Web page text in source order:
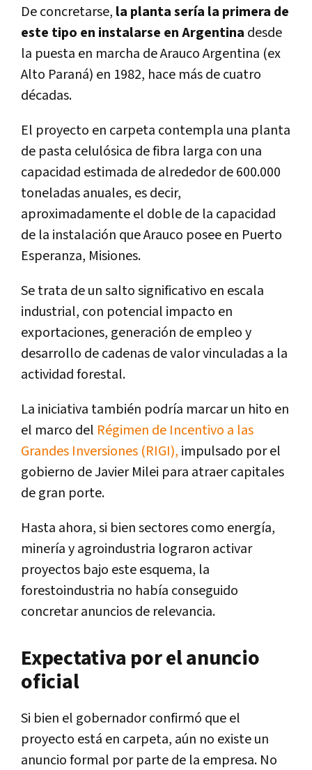
De concretarse, la planta sería la primera de
este tipo en instalarse en Argentina desde
la puesta en marcha deArauco Argentina (ex
Alto Paraná) en 1982, hace más de cuatro
décadas.
El proyecto en carpeta contempla una planta
de pasta celulósica de fibra larga con una
capacidad estimada de alrededor de 600.000
toneladas anuales, es decir,
aproximadamente el doble de la capacidad
de la instalación que Arauco posee en Puerto
Esperanza, Misiones.
Se trata de un salto significativo en escala
industrial, con potencial impacto en
exportaciones, generación de empleo y
desarrollo de cadenas de valor vinculadas a la
actividad forestal.
La iniciativa también podría marcar un hito en
el marco del Régimen de Incentivo a las
Grandes Inversiones (RIGI), impulsado por el
gobierno deJavier Milei para atraer capitales
de gran porte.
Hasta ahora, si bien sectores como energía,
minería y agroindustria lograron activar
proyectos bajo este esquema, la
forestoindustria no había conseguido
concretar anuncios de relevancia.
Expectativa por el anuncio
oficial
Si bien el gobernador confirmó que el
proyecto está en carpeta, aún no existe un
anuncio formal por parte de la empresa. No